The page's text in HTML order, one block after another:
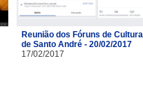
Reunião dos Fóruns de Cultura
de Santo André - 20/02/2017
17/02/2017